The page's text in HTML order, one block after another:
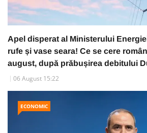
Apel disperat al Ministerului
rufe și vase seara! Ce se cere
august, după prăbușirea debitului
06 August 15:22
ECONOMIC